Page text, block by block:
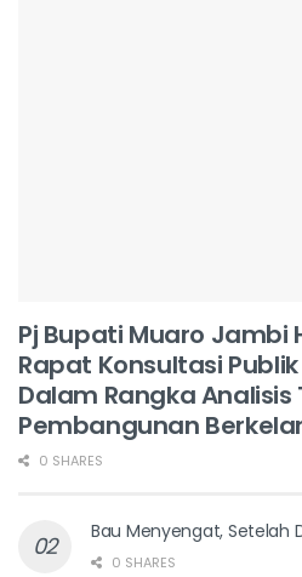
Pj Bupati Muaro Jambi
Rapat Konsultasi Publik
Dalam Rangka Analisis
Pembangunan
0 SHARES
Bau Menyengat, Setelah
0 SHARES